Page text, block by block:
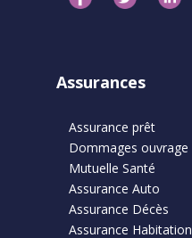
Assurances
Assurance prêt
Dommages ouvrage
Mutuelle Santé
Assurance Auto
Assurance Décès
Assurance Habitation